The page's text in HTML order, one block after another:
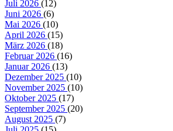
Juli 2026 (12)
Juni 2026 (6)
Mai 2026 (10)
April 2026 (15)
März 2026 (18)
Februar 2026 (16)
Januar 2026 (13)
Dezember 2025 (10)
November 2025 (10)
Oktober 2025 (17)
September 2025 (20)
August 2025 (7)